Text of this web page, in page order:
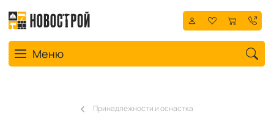
Toggle navigation
Меню
Принадлежности и оснастка